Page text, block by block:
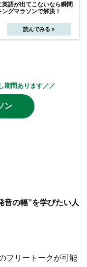
英語が出てこないなら瞬間
グマラソンで解決！
期間あります／／
ン
音の幅”を学びたい人
フリートークが可能